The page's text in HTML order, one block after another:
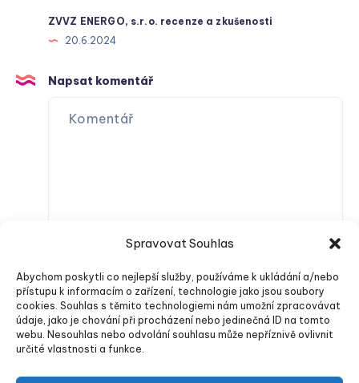
Spravovat Souhlas
Abychom poskytli co nejlepší služby, používáme k ukládání a/nebo
přístupu k informacím o zařízení, technologie jako jsou soubory
cookies. Souhlas s těmito technologiemi nám umožní zpracovávat
údaje, jako je chování při procházení nebo jedinečná ID na tomto
webu. Nesouhlas nebo odvolání souhlasu může nepříznivě ovlivnit
určité vlastnosti a funkce.
ZVVZ ENERGO, s.r.o. recenze a zkušenosti
20.6.2024
Napsat komentář